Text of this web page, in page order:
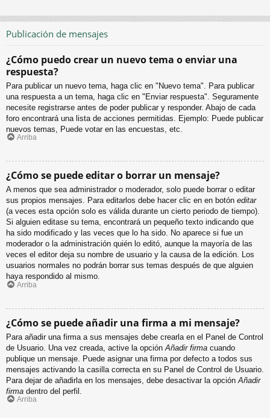
Publicación de mensajes
¿Cómo puedo crear un nuevo tema o enviar una
respuesta?
Para publicar un nuevo tema, haga clic en "Nuevo tema". Para publicar
una respuesta a un tema, haga clic en "Enviar respuesta". Seguramente
necesite registrarse antes de poder publicar y responder. Abajo de cada
foro encontrará una lista de acciones permitidas. Ejemplo: Puede publicar
nuevos temas, Puede votar en las encuestas, etc.
Arriba
¿Cómo se puede editar o borrar un mensaje?
A menos que sea administrador o moderador, solo puede borrar o editar
sus propios mensajes. Para editarlos debe hacer clic en en botón editar
(a veces esta opción solo es válida durante un cierto periodo de tiempo).
Si alguien editase su tema, encontrará un pequeño texto indicando que
ha sido modificado y las veces que lo ha sido. No aparece si fue un
moderador o la administración quién lo editó, aunque la mayoría de las
veces el editor deja su nombre de usuario y la causa de la edición. Los
usuarios normales no podrán borrar sus temas después de que alguien
haya respondido al mismo.
Arriba
¿Cómo se puede añadir una firma a mi mensaje?
Para añadir una firma a sus mensajes debe crearla en el Panel de Control
de Usuario. Una vez creada, active la opción Añadir firma cuando
publique un mensaje. Puede asignar una firma por defecto a todos sus
mensajes activando la casilla correcta en su Panel de Control de Usuario.
Para dejar de añadirla en los mensajes, debe desactivar la opción Añadir
firma dentro del perfil.
Arriba